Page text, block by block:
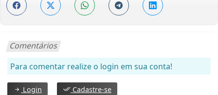
Comentários
Para comentar realize o login em sua conta!
Login Cadastre-se